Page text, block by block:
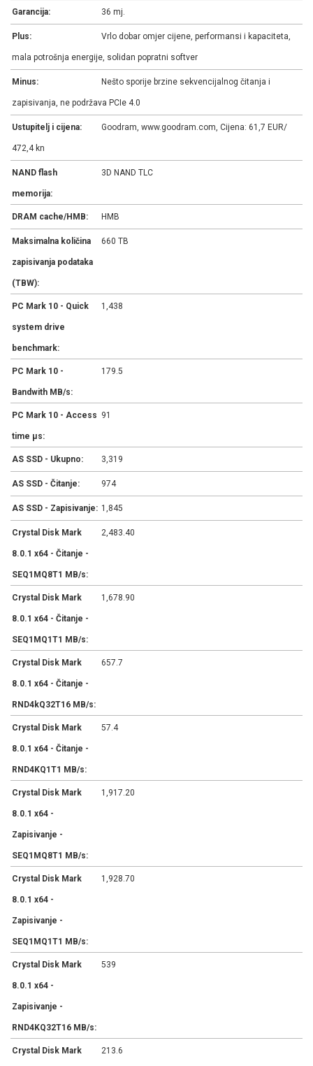
Garancija: 36 mj.
Plus: Vrlo dobar omjer cijene, performansi i kapaciteta,
mala potrošnja energije, solidan popratni softver
Minus: Nešto sporije brzine sekvencijalnog čitanja i
zapisivanja, ne podržava PCIe 4.0
Ustupitelj i cijena: Goodram, www.goodram.com, Cijena: 61,7 EUR/
472,4 kn
NAND flash
memorija:
3D NAND TLC
DRAM cache/HMB: HMB
Maksimalna količina
zapisivanja podataka
(TBW):
660 TB
PC Mark 10 - Quick
system drive
benchmark:
1,438
PC Mark 10 -
Bandwith MB/s:
179.5
PC Mark 10 - Access
time µs:
91
AS SSD - Ukupno: 3,319
AS SSD - Čitanje: 974
AS SSD - Zapisivanje: 1,845
Crystal Disk Mark
8.0.1 x64 - Čitanje -
SEQ1MQ8T1 MB/s:
2,483.40
Crystal Disk Mark
8.0.1 x64 - Čitanje -
SEQ1MQ1T1 MB/s:
1,678.90
Crystal Disk Mark
8.0.1 x64 - Čitanje -
RND4kQ32T16 MB/s:
657.7
Crystal Disk Mark
8.0.1 x64 - Čitanje -
RND4KQ1T1 MB/s:
57.4
Crystal Disk Mark
8.0.1 x64 -
Zapisivanje -
SEQ1MQ8T1 MB/s:
1,917.20
Crystal Disk Mark
8.0.1 x64 -
Zapisivanje -
SEQ1MQ1T1 MB/s:
1,928.70
Crystal Disk Mark
8.0.1 x64 -
Zapisivanje -
RND4KQ32T16 MB/s:
539
Crystal Disk Mark 213.6